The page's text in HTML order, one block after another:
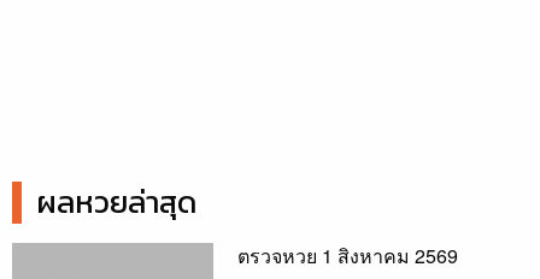
ผลหวยล่าสุด
ตรวจหวย 1 สิงหาคม 2569